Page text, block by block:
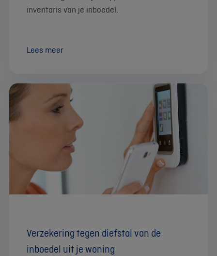
inventaris van je inboedel.
Lees meer
Verzekering tegen diefstal van de
inboedel uit je woning